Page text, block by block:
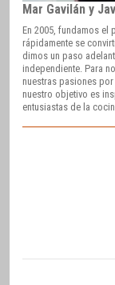
Mar Gavilán y
En 2005, fundamos
rápidamente se
dimos un paso
independiente. Para
nuestras pasiones
nuestro objetivo es
entusiastas de la